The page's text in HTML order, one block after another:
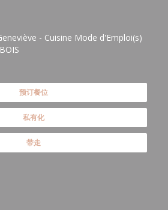
- Cuisine Mode d'Emploi(s)
预订餐位
私有化
带走